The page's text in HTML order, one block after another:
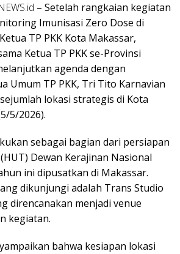
– Setelah rangkaian kegiatan
Imunisasi Zero Dose di
TP PKK Kota Makassar,
Ketua TP PKK se-Provinsi
agenda dengan
Umum TP PKK, Tri Tito Karnavian
lokasi strategis di Kota
5/2026).
sebagai bagian dari persiapan
Dewan Kerajinan Nasional
ini dipusatkan di Makassar.
dikunjungi adalah Trans Studio
direncanakan menjadi venue
kegiatan.
bahwa kesiapan lokasi